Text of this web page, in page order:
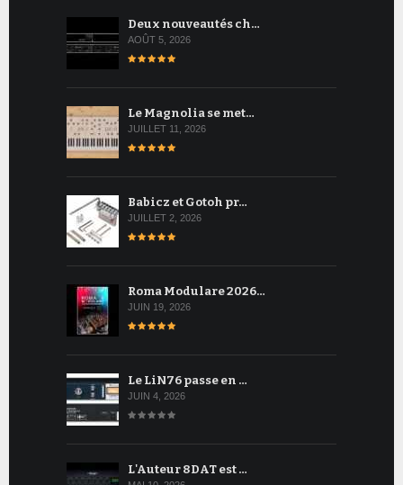
Deux nouveautés ch…
AOÛT 5, 2026
Le Magnolia se met…
JUILLET 11, 2026
Babicz et Gotoh pr…
JUILLET 2, 2026
Roma Modulare 2026…
JUIN 19, 2026
Le LiN76 passe en …
JUIN 4, 2026
L'Auteur 8DAT est …